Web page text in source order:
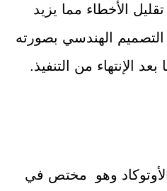
الأخطاء مما يزيد
الهندسي بصورته
بعد الإنتهاء من التنفيذ.
وهو مختص في